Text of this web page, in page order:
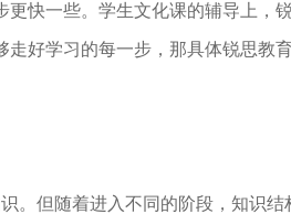
快一些。学生文化课的辅导上，
好学习的每一步，那具体锐思教
但随着进入不同的阶段，知识结